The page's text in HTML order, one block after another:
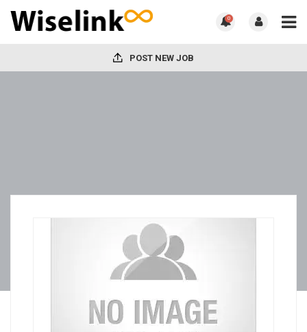
0
POST NEW JOB